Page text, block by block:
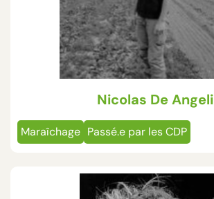
Nicolas De Angeli
Maraîchage Passé.e par les CDP